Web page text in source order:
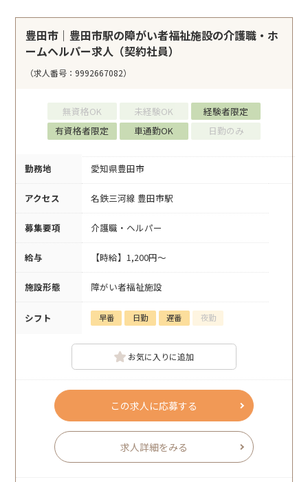
豊田市｜豊田市駅の障がい者福祉施設の介護職・ホ
ームヘルパー求人（契約社員）
（求人番号：9992667082）
無資格OK 未経験OK
経験者限定
有資格者限定
車通勤OK 日勤のみ
勤務地 愛知県豊田市
アクセス 名鉄三河線 豊田市駅
募集要項 介護職・ヘルパー
給与 【時給】1,200円～
施設形態 障がい者福祉施設
シフト 早番 日勤 遅番 夜勤
お気に入りに追加
この求人に応募する
求人詳細をみる